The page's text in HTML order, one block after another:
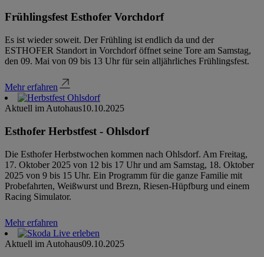
Frühlingsfest Esthofer Vorchdorf
Es ist wieder soweit. Der Frühling ist endlich da und der
ESTHOFER Standort in Vorchdorf öffnet seine Tore am Samstag,
den 09. Mai von 09 bis 13 Uhr für sein alljährliches Frühlingsfest.
Mehr erfahren
Aktuell im Autohaus10.10.2025
Esthofer Herbstfest - Ohlsdorf
Die Esthofer Herbstwochen kommen nach Ohlsdorf. Am Freitag,
17. Oktober 2025 von 12 bis 17 Uhr und am Samstag, 18. Oktober
2025 von 9 bis 15 Uhr. Ein Programm für die ganze Familie mit
Probefahrten, Weißwurst und Brezn, Riesen-Hüpfburg und einem
Racing Simulator.
Mehr erfahren
Aktuell im Autohaus09.10.2025